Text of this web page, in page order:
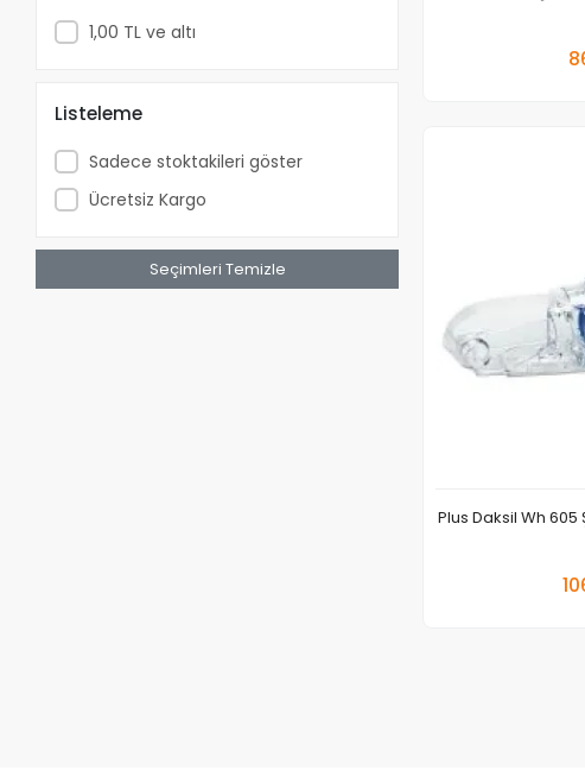
Küp Notluk
Masa Setleri
Masa Üstü Kalemlik
Mıknatıs
Organizer
Sümen Takımları
Takvim
1,00 TL ve altı
Listeleme
Sadece stoktakileri göster
Ücretsiz Kargo
Seçimleri Temizle
Plus Daksil Wh 605